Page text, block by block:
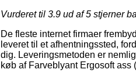
Vurderet til 3.9 ud af 5 stjerner
De fleste internet firmaer
leveret til et afhentningssted,
dig. Leveringsmetoden er
køb af Farveblyant Ergosoft ass